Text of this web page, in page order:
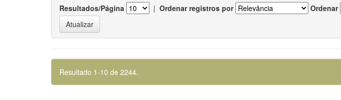
Resultados/Página | Ordenar registros por Ordenar
Resultado 1-10 de 2244.